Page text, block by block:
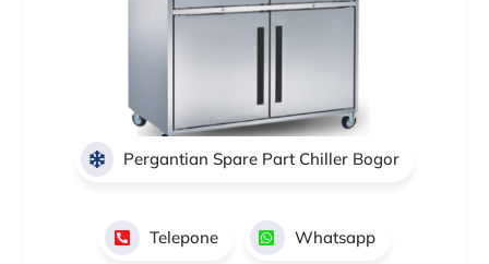
Pergantian Spare Part Chiller Bogor
Telepone Whatsapp